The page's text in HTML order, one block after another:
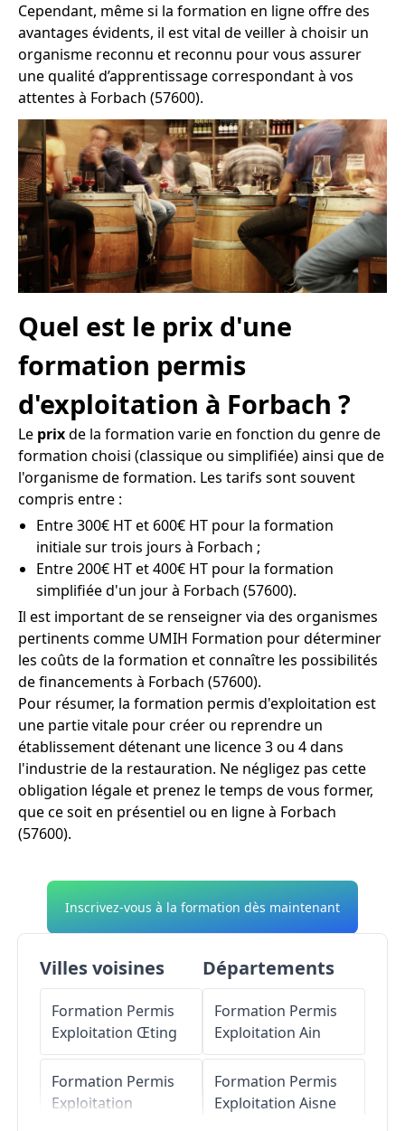
Cependant, même si la formation en ligne offre des
avantages évidents, il est vital de veiller à choisir un
organisme reconnu et reconnu pour vous assurer
une qualité d’apprentissage correspondant à vos
attentes à Forbach (57600).
Quel est le prix d'une
formation permis
d'exploitation à Forbach ?
Le prixde la formation varie en fonction du genre de
formation choisi (classique ou simplifiée) ainsi que de
l'organisme de formation. Les tarifs sont souvent
compris entre :
Entre 300€ HT et 600€ HT pour la formation
initiale sur trois jours à Forbach ;
Entre 200€ HT et 400€ HT pour la formation
simplifiée d'un jour à Forbach (57600).
Il est important de se renseigner via des organismes
pertinents comme UMIH Formation pour déterminer
les coûts de la formation et connaître les possibilités
de financements à Forbach (57600).
Pour résumer, la formation permis d'exploitation est
une partie vitale pour créer ou reprendre un
établissement détenant une licence 3 ou 4 dans
l'industrie de la restauration. Ne négligez pas cette
obligation légale et prenez le temps de vous former,
que ce soit en présentiel ou en ligne à Forbach
(57600).
Inscrivez-vous à la formation dès maintenant
Villes voisines
Formation Permis
Exploitation Œting
Formation Permis
Exploitation
Départements
Formation Permis
Exploitation Ain
Formation Permis
Exploitation Aisne